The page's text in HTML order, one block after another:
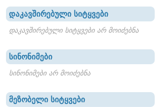
დაკავშირებული სიტყვები
დაკავშირებული სიტყვები არ მოიძებნა
სინონიმები
სინონიმები არ მოიძებნა
მეზობელი სიტყვები